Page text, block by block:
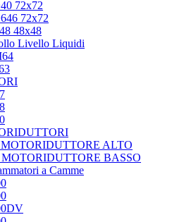
72x72
72x72
48x48
Livello Liquidi
ALTO
BASSO
a Camme